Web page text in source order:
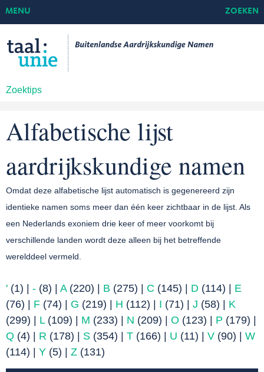
Zoektips
MENU ZOEKEN
Alfabetische lijst
aardrijkskundige namen
Omdat deze alfabetische lijst automatisch is gegenereerd zijn
identieke namen soms meer dan één keer zichtbaar in de lijst. Als
een Nederlands exoniem drie keer of meer voorkomt bij
verschillende landen wordt deze alleen bij het betreffende
werelddeel vermeld.
' (1) | - (8) | A(220) | B (275) | C (145) | D (114) | E
(76) | F (74) | G (219) | H (112) | I (71) | J (58) | K
(299) | L(109) | M (233) | N (209) | O (123) | P (179) |
Q (4) | R (178) | S (354) | T (166) | U (11) | V (90) | W
(114) | Y (5) | Z (131)